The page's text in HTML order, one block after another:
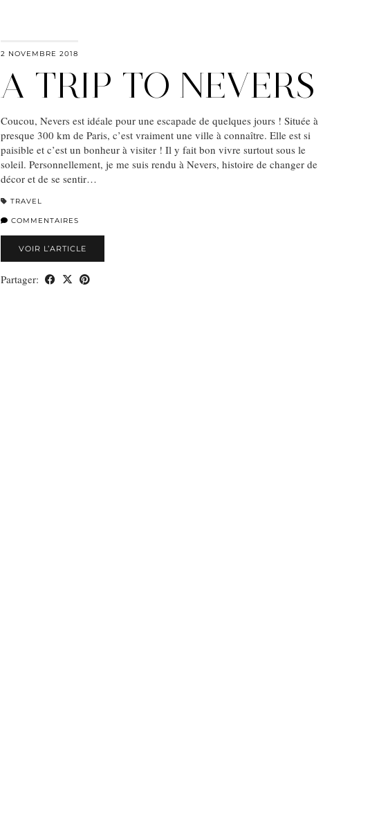
2 NOVEMBRE 2018
A TRIP TO NEVERS
Coucou, Nevers est idéale pour une escapade de quelques jours ! Située à
presque 300 km de Paris, c’est vraiment une ville à connaître. Elle est si
paisible et c’est un bonheur à visiter ! Il y fait bon vivre surtout sous le
soleil. Personnellement, je me suis rendu à Nevers, histoire de changer de
décor et de se sentir…
TRAVEL
COMMENTAIRES
VOIR L’ARTICLE
Partager: